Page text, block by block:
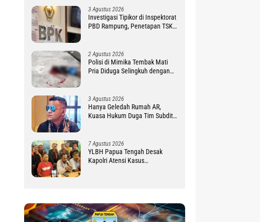
3 Agustus 2026
Investigasi Tipikor di Inspektorat
PBD Rampung, Penetapan TSK
2 Agustus 2026
Polisi di Mimika Tembak Mati
Pria Diduga Selingkuh dengan
3 Agustus 2026
Hanya Geledah Rumah AR,
Kuasa Hukum Duga Tim Subdit
7 Agustus 2026
YLBH Papua Tengah Desak
Kapolri Atensi Kasus